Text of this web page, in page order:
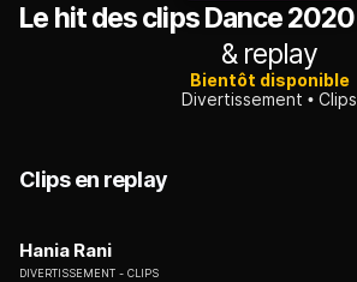
Le hit des clips Dance 2020
& replay
Bientôt disponible
Divertissement
Clips
Clips en replay
Hania Rani
DIVERTISSEMENT CLIPS